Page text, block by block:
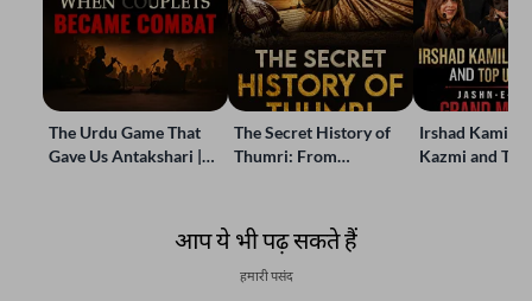
The Urdu Game That
Gave Us Antakshari |
The Secret History of
Thumri: From
Irshad Kamil,
Kazmi and
आप ये भी पढ़ सकते हैं
हमारी पसंद